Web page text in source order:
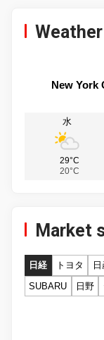
New York
水
29°C
20°C
Market
日経 トヨタ
SUBARU
日野